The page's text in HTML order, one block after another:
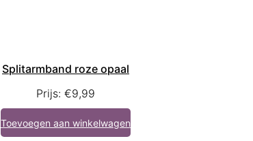
Splitarmband roze opaal
Prijs: €9,99
Toevoegen aan winkelwagen